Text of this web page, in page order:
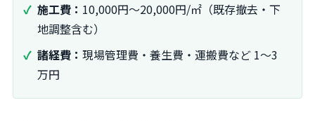
施工費： 10,000円〜20,000円/㎡（既存撤去・下
地調整含む）
諸経費： 現場管理費・養生費・運搬費など 1〜3
万円